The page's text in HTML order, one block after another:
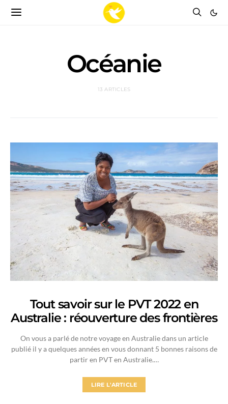
Océanie
13 ARTICLES
Tout savoir sur le PVT 2022 en
Australie : réouverture des frontières
On vous a parlé de notre voyage en Australie dans un article
publié il y a quelques années en vous donnant 5 bonnes raisons de
partir en PVT en Australie.…
LIRE L'ARTICLE